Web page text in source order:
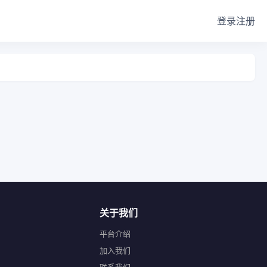
登录注册
关于我们
平台介绍
加入我们